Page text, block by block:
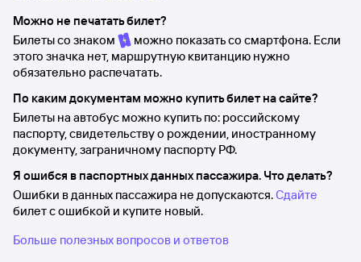
Можно не печатать билет?
Билеты со знаком
можно показать со смартфона. Если
этого значка нет, маршрутную квитанцию нужно
обязательно распечатать.
По каким документам можно купить билет на сайте?
Билеты на автобус можно купить по: российскому
паспорту, свидетельству о рождении, иностранному
документу, заграничному паспорту РФ.
Я ошибся в паспортных данных пассажира. Что делать?
Ошибки в данных пассажира не допускаются.Сдайте
билет с ошибкой и купите новый.
Больше полезных вопросов и ответов